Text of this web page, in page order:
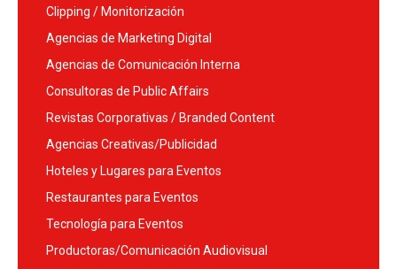
Clipping / Monitorización
Agencias de Marketing Digital
Agencias de Comunicación Interna
Consultoras de Public Affairs
Revistas Corporativas / Branded Content
Agencias Creativas/Publicidad
Hoteles y Lugares para Eventos
Restaurantes para Eventos
Tecnología para Eventos
Productoras/Comunicación Audiovisual